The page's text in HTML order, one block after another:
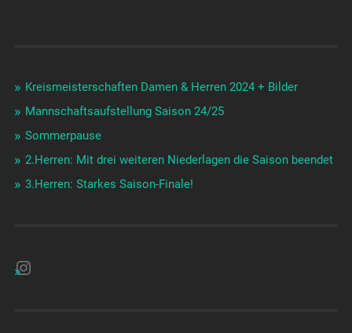
Kreismeisterschaften Damen & Herren 2024 + Bilder
Mannschaftsaufstellung Saison 24/25
Sommerpause
2.Herren: Mit drei weiteren Niederlagen die Saison beendet
3.Herren: Starkes Saison-Finale!
Instagram